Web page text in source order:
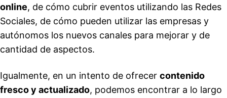
online, de cómo cubrir eventos utilizando las Redes
Sociales, de cómo pueden utilizar las empresas y
autónomos los nuevos canales para mejorar y de
cantidad de aspectos.
Igualmente, en un intento de ofrecer contenido
fresco y actualizado, podemos encontrar a lo largo